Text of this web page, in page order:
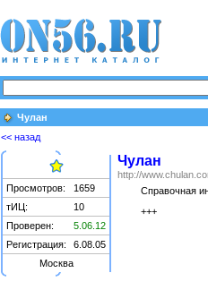
Чулан
<< назад
Просмотров:
1659
тИЦ:
10
Проверен:
5.06.12
Регистрация:
6.08.05
Москва
Чулан
http://
Справочная
+++